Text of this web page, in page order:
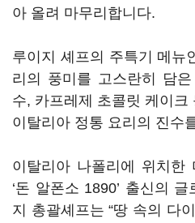
아 올려 마무리합니다.
루이지 셰프의 주특기 메뉴
리의 풍미를 고스란히 담
수, 카프레제 초콜릿 케이크
이탈리아 정통 요리의 진수
이탈리아 나폴리에 위치한
‘돈 알폰소 1890’ 출신의
지 총괄셰프는 “땅 속의 다